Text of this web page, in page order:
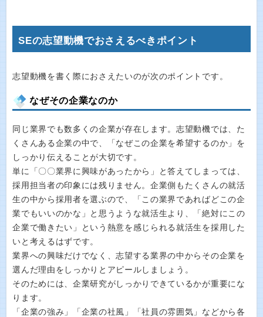
SEの志望動機でおさえるべきポイント
志望動機を書く際におさえたいのが次のポイントです。
なぜその企業なのか
同じ業界でも数多くの企業が存在します。志望動機では、た
くさんある企業の中で、「なぜこの企業を希望するのか」を
しっかり伝えることが大切です。
単に「〇〇業界に興味があったから」と答えてしまっては、
採用担当者の印象には残りません。企業側もたくさんの就活
生の中から採用者を選ぶので、「この業界であればどこの企
業でもいいのかな」と思うような就活生より、「絶対にこの
企業で働きたい」という熱意を感じられる就活生を採用した
いと考えるはずです。
業界への興味だけでなく、志望する業界の中からその企業を
選んだ理由をしっかりとアピールしましょう。
そのためには、企業研究がしっかりできているかが重要にな
ります。
「企業の強み」「企業の社風」「社員の雰囲気」などから各